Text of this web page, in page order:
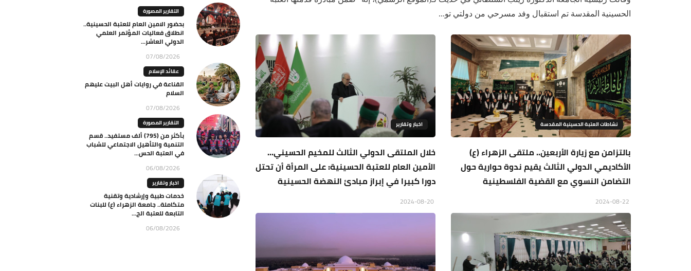
الحسينية المقدسة تم استقبال وفد مسرحي من دولتي تو...
نشاطات العتبة الحسينية المقدسة
بالتزامن مع زيارة الأربعين.. ملتقى الزهراء (ع)
الأكاديمي الدولي الثالث يقيم ندوة حوارية حول
التضامن النسوي مع القضية الفلسطينية
اخبار وتقارير
خلال الملتقى الدولي الثالث للمخيم الحسيني...
الأمين العام للعتبة الحسينية: على المرأة أن تحتل
دورا كبيرا في إبراز مبادئ النهضة الحسينية
التقارير المصورة
بحضور الامين العام للعتبة الحسينية..
انطلاق فعاليات المؤتمر العلمي
الدولي العاشر...
07/08/2026
عقائد الإسلام
القناعة في روايات أهل البيت عليهم
السلام
07/08/2026
التقارير المصورة
بأكثر من (795) ألف مستفيد.. قسم
التنمية والتأهيل الاجتماعي للشباب
في العتبة الحس...
06/08/2026
اخبار وتقارير
خدمات طبية وإرشادية وتقنية
متكاملة.. جامعة الزهراء (ع) للبنات
التابعة للعتبة الح...
06/08/2026